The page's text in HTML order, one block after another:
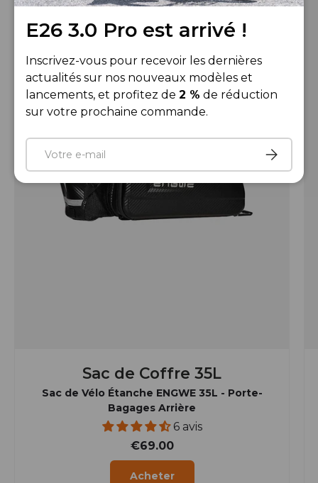
Sac de Coffre 35L
Sac de Vélo Étanche ENGWE 35L - Porte-
Bagages Arrière
6 avis
€69.00
Acheter
E26 3.0 Pro est arrivé !
Inscrivez-vous pour recevoir les dernières
actualités sur nos nouveaux modèles et
lancements, et profitez de 2 % de réduction
sur votre prochaine commande.
E-mail S’inscrire